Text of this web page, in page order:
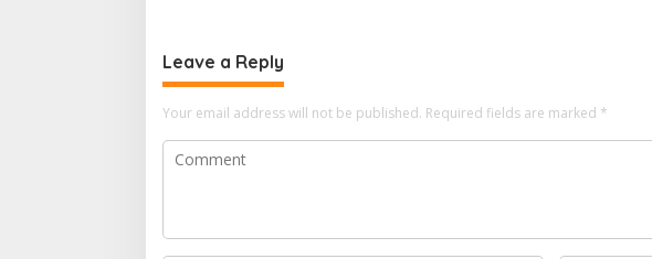
Leave a Reply
Your email address will not be published. Required fields are marked *